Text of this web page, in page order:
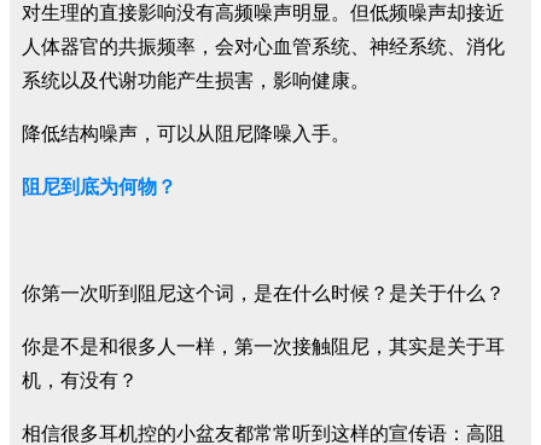
对生理的直接影响没有高频噪声明显。但低频噪声却接近
人体器官的共振频率，会对心血管系统、神经系统、消化
系统以及代谢功能产生损害，影响健康。
降低结构噪声，可以从阻尼降噪入手。
阻尼到底为何物？
你第一次听到阻尼这个词，是在什么时候？是关于什么？
你是不是和很多人一样，第一次接触阻尼，其实是关于耳
机，有没有？
相信很多耳机控的小盆友都常常听到这样的宣传语：高阻